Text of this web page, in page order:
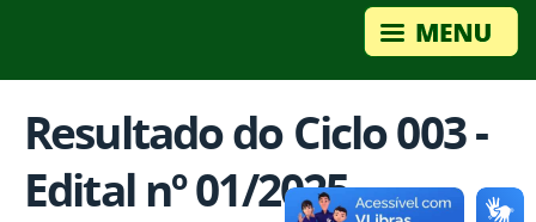
Resultado do Ciclo 003 -
Edital nº 01/2025